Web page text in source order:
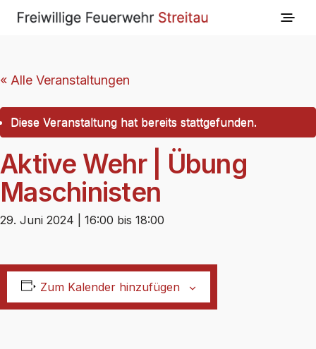
« Alle Veranstaltungen
Diese Veranstaltung hat bereits stattgefunden.
Aktive Wehr | Übung
Maschinisten
29. Juni 2024 | 16:00 bis 18:00
Zum Kalender hinzufügen